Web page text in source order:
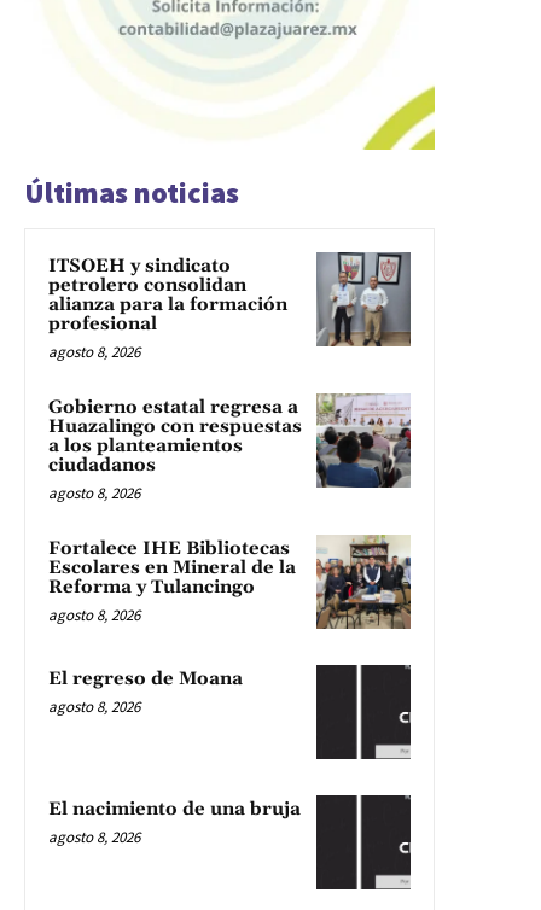
Últimas noticias
ITSOEH y sindicato
petrolero consolidan
alianza para la formación
profesional
agosto 8, 2026
Gobierno estatal regresa a
Huazalingo con respuestas
a los planteamientos
ciudadanos
agosto 8, 2026
Fortalece IHE Bibliotecas
Escolares en Mineral de la
Reforma y Tulancingo
agosto 8, 2026
El regreso de Moana
agosto 8, 2026
El nacimiento de una bruja
agosto 8, 2026